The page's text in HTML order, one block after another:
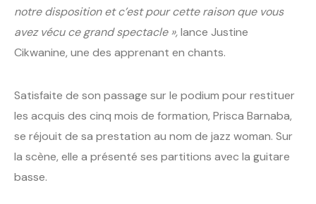
notre disposition et c’est pour cette raison que vous
avez vécu ce grand spectacle »,lance Justine
Cikwanine, une des apprenant en chants.
Satisfaite de son passage sur le podium pour restituer
les acquis des cinq mois de formation, Prisca Barnaba,
se réjouit de sa prestation au nom de jazz woman. Sur
la scène, elle a présenté ses partitions avec la guitare
basse.